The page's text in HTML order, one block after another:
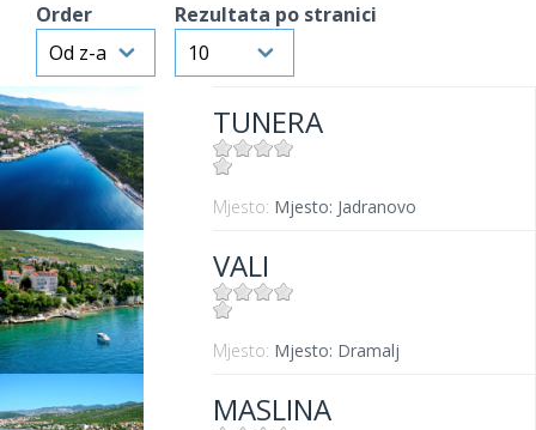
Order Rezultata po stranici
TUNERA
Mjesto: Mjesto: Jadranovo
VALI
Mjesto: Mjesto: Dramalj
MASLINA